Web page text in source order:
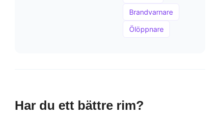
Brandvarnare
Ölöppnare
Har du ett bättre rim?